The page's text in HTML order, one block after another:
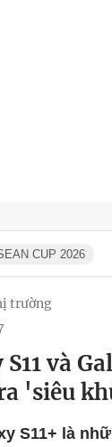
CUP 2026
trường
và
'siêu
S11+ là